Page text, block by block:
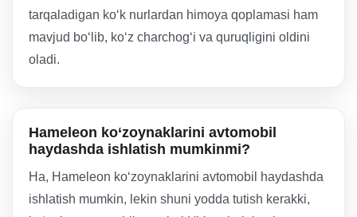
tarqaladigan ko‘k nurlardan himoya qoplamasi ham
mavjud bo‘lib, ko‘z charchog‘i va quruqligini oldini
oladi.
Hameleon ko‘zoynaklarini avtomobil
haydashda ishlatish mumkinmi?
Ha, Hameleon ko‘zoynaklarini avtomobil haydashda
ishlatish mumkin, lekin shuni yodda tutish kerakki,